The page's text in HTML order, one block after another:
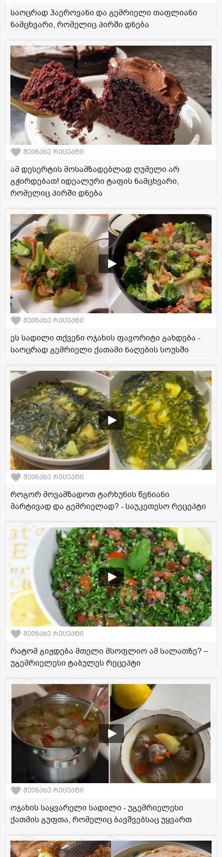
საოცრად ჰაეროვანი და გემრიელი თაფლიანი
ნამცხვარი, რომელიც პირში დნება
შეინახე რეცეპტი
ამ დესერტის მოსამზადებლად ღუმელი არ
გჭირდებათ! იდეალური ტაფის ნამცხვარი,
რომელიც პირში დნება
შეინახე რეცეპტი
ეს სადილი თქვენი ოჯახის ფავორიტი გახდება -
საოცრად გემრიელი ქათამი ნაღების სოუსში
შეინახე რეცეპტი
როგორ მოვამზადოთ ტარხუნის წვნიანი
მარტივად და გემრიელად? - საუკეთესო რეცეპტი
შეინახე რეცეპტი
რატომ გიჟდება მთელი მსოფლიო ამ სალათზე? –
უგემრიელესი ტაბულეს რეცეპტი
შეინახე რეცეპტი
ოჯახის საყვარელი სადილი - უგემრიელესი
ქათმის გუფთა, რომელიც ბავშვებსაც უყვართ